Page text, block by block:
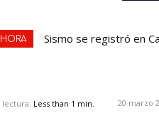
Sismo se registró en
Less than 1 min. 20 marzo